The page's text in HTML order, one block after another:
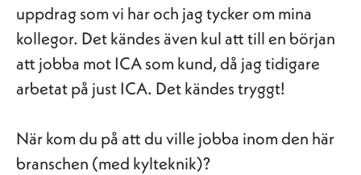
uppdrag som vi har och jag tycker om mina
kollegor. Det kändes även kul att till en början
att jobba mot ICA som kund, då jag tidigare
arbetat på just ICA. Det kändes tryggt!
När kom du på att du ville jobba inom den här
branschen (med kylteknik)?